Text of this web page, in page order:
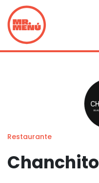
Restaurante
Chanchito